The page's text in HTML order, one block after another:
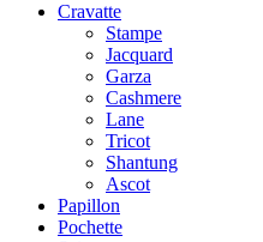
Cravatte
Stampe
Jacquard
Garza
Cashmere
Lane
Tricot
Shantung
Ascot
Papillon
Pochette